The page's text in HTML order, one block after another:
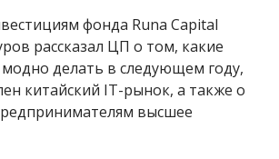
фонда Runa Capital
рассказал ЦП о том, какие
делать в следующем году,
китайский IT-рынок, а также о
высшее